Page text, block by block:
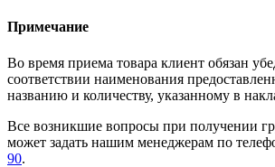
Примечание
Во время приема товара клиент обязан
соответствии наименования
названию и количеству, указанному в
Все возникшие вопросы при получении
может задать нашим менеджерам по
90.